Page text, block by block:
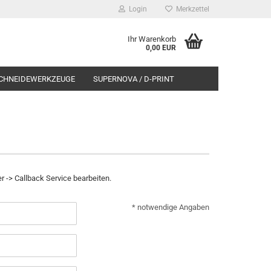
Login Merkzettel
Ihr Warenkorb
0,00 EUR
SUPERNOVA / D-PRINT
-> Callback Service bearbeiten.
* notwendige Angaben